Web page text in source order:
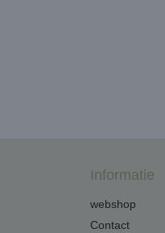
Informatie
webshop
Contact